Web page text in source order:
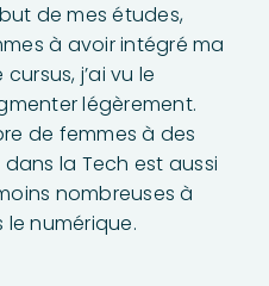
de mes études,
à avoir intégré ma
j’ai vu le
légèrement.
de femmes à des
la Tech est aussi
nombreuses à
numérique.